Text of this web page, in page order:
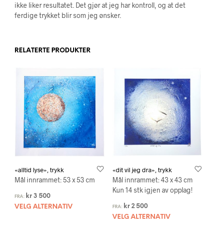
ikke liker resultatet. Det gjør at jeg har kontroll, og at det
ferdige trykket blir som jeg ønsker.
RELATERTE PRODUKTER
«alltid lyse», trykk
Mål innrammet: 53 x 53 cm
FRA: kr 3 500
VELG ALTERNATIV
«dit vil jeg dra», trykk
Mål innrammet: 43 x 43 cm
Kun 14 stk igjen av opplag!
FRA: kr2 500
VELG ALTERNATIV